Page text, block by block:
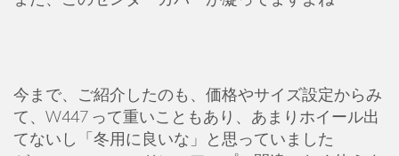
今まで、ご紹介したのも、価格やサイズ設定からみ
て、W447 って重いこともあり、あまりホイール出
てないし「冬用に良いな」と思っていました